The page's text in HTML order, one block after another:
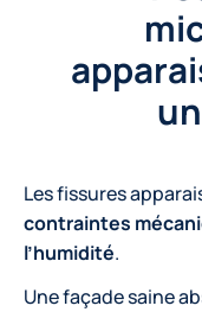
Les fissures
contraintes
l’humidité.
Une façade saine